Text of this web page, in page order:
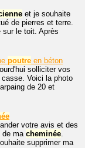
et je souhaite
de pierres et terre.
le toit. Après
poutre en béton
solliciter vos
Voici la photo
de 20 et
votre avis et des
de ma cheminée.
supprimer ma